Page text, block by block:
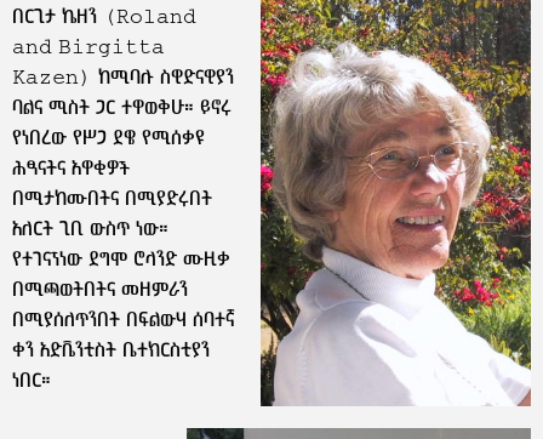
በርጊታ ኬዘን (Roland
and Birgitta
Kazen) ከሚባሉ ስዊድናዊያን
ባልና ሚስት ጋር ተዋወቅሁ። ይኖሩ
የነበረው የሥጋ ደዌ የሚሰቃዩ
ሕፃናትና አዋቂዎች
በሚታከሙበትና በሚያድሩበት
አለርት ጊቢ ውስጥ ነው።
የተገናኘነው ደግሞ ሮላንድ ሙዚቃ
በሚጫወትበትና መዘምራን
በሚያሰለጥንበት በፍልውሃ ሰባተኛ
ቀን አድቬንቲስት ቤተክርስቲያን
ነበር።